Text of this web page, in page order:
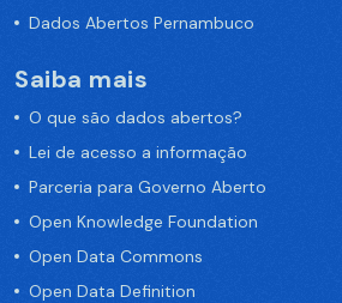
Dados Abertos Pernambuco
Saiba mais
O que são dados abertos?
Lei de acesso a informação
Parceria para Governo Aberto
Open Knowledge Foundation
Open Data Commons
Open Data Definition